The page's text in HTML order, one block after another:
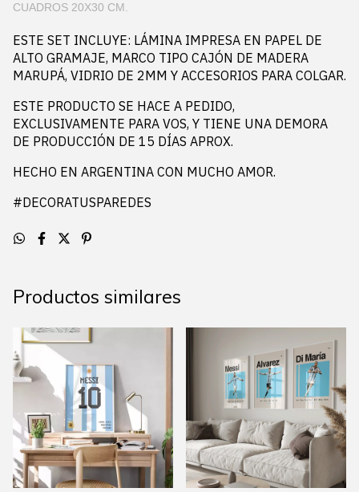
CUADROS 20X30 CM.
ESTE SET INCLUYE: LÁMINA IMPRESA EN PAPEL DE
ALTO GRAMAJE, MARCO TIPO CAJÓN DE MADERA
MARUPÁ, VIDRIO DE 2MM Y ACCESORIOS PARA COLGAR.
ESTE PRODUCTO SE HACE A PEDIDO,
EXCLUSIVAMENTE PARA VOS, Y TIENE UNA DEMORA
DE PRODUCCIÓN DE 15 DÍAS APROX.
HECHO EN ARGENTINA CON MUCHO AMOR.
#DECORATUSPAREDES
Productos similares